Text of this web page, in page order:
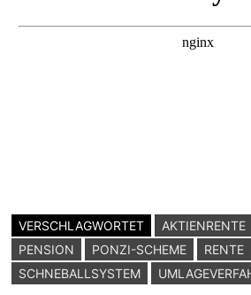
VERSCHLAGWORTET AKTIENRENTE
PENSION
PONZI-SCHEME
RENTE
SCHNEBALLSYSTEM